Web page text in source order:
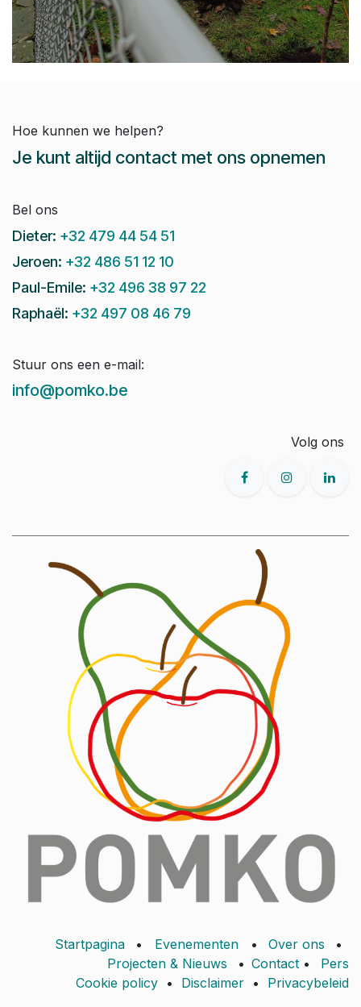
Hoe kunnen we helpen?
Je kunt altijd contact met ons opnemen
Bel ons
Dieter: +32 479 44 54 51
Jeroen: +32 486 51 12 10
Paul-Emile: +32 496 38 97 22
Raphaël: +32 497 08 46 79
Stuur ons een e-mail:
info@pomko.be
Volg ons
Startpagina • Evenementen • Over ons
•
Projecten & Nieuws
• Contact •
Pers
Cookie policy • Disclaimer • Privacybeleid